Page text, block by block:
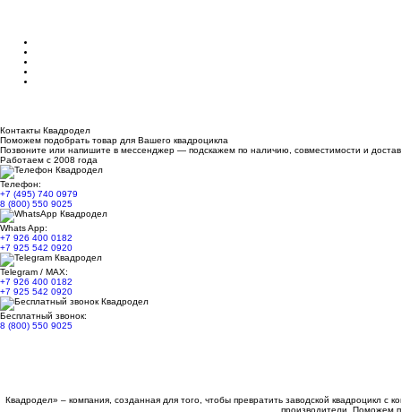
Контакты Квадродел
Поможем подобрать товар для Вашего квадроцикла
Позвоните или напишите в мессенджер — подскажем по наличию, совместимости и
Работаем с 2008 года
Телефон:
+7 (495) 740 0979
8 (800) 550 9025
Whats App:
+7 926 400 0182
+7 925 542 0920
Telegram / MAX:
+7 926 400 0182
+7 925 542 0920
Бесплатный звонок:
8 (800) 550 9025
Квадродел» – компания, созданная для того, чтобы превратить заводской квадроцикл